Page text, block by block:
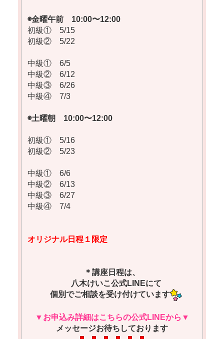
◉金曜午前 10:00〜12:00
初級① 5/15
初級② 5/22
中級① 6/5
中級② 6/12
中級③ 6/26
中級④ 7/3
◉土曜朝 10:00〜12:00
初級① 5/16
初級② 5/23
中級① 6/6
中級② 6/13
中級③ 6/27
中級④ 7/4
オリジナル日程１限定
＊講座日程は、
八木けいこ公式LINEにて
個別でご相談を受け付けています
▼お申込み詳細はこちらの公式LINEから▼
メッセージお待ちしております